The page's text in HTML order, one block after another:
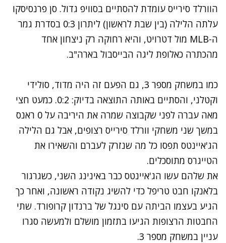
הוורלד סירייס עומדת להסתיים בסוויפ גדול. סן פרנסיסקו
עלתה הלילה (בין שבת לראשון) ליתרון 0:3 בסדרת גמר
ה-MLB מול דטרויט, והיא רחוקה רק ניצחון אחד
מהכתרה כאלופת ליגה הבייסבול בארה"ב.
כמו במשחק מספר 3, גם הפעם זה היה מדוד, סולידי
וקטלני, והסתיים באותה התוצאה בדיוק: 0:2. כמעט חצי
מאה עברה לפני שקבוצה שמרה את היריבה על 0 ראנס
במשך שני משחקי וורלד סירייס רצופים, אבל גם הלילה
הג'איינטס תפסו כל מה שנזרק לעברם והשאירו את
הטייגרס מתוסכלים.
את שלהם עשו הג'איינטס כבר באינינג השני, כשגרגור
בלאנקו חבט טריפל כדי להשיג נקודה ראשונה, ואחר כך
הגיע בעצמו הביתה עם סינגל של ברנדון קרופורד. שתי
החבטות הרצופות הגיעו בתזמון מושלם ולמעשה סגרו
עניין במשחק מספר 3.